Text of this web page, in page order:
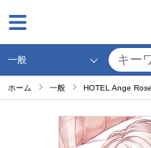
ホーム 一般 HOTEL Ange